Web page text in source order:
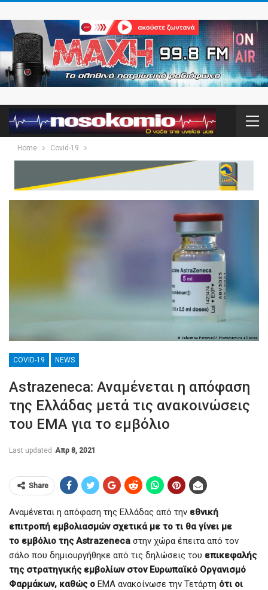
Home Covid-19
COVID-19 NEWS
Astrazeneca: Αναμένεται η απόφαση
της Ελλάδας μετά τις ανακοινώσεις
του EMA για το εμβόλιο
Last updated Απρ 8, 2021
Share
Αναμένεται η απόφαση της Ελλάδας από την εθνική
επιτροπή εμβολιασμών σχετικά με το τι θα γίνει με
το εμβόλιο της Astrazeneca στην χώρα έπειτα από τον
σάλο που δημιουργήθηκε από τις δηλώσεις του επικεφαλής
της στρατηγικής εμβολίων στον Ευρωπαϊκό Οργανισμό
Φαρμάκων, καθώς o EMA ανακοίνωσε την Τετάρτη ότι οι